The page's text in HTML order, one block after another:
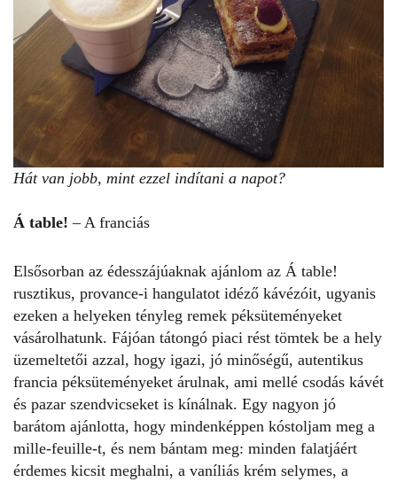
Hát van jobb, mint ezzel indítani a napot?
Á table!– A franciás
Elsősorban az édesszájúaknak ajánlom az Á table!
rusztikus, provance-i hangulatot idéző kávézóit, ugyanis
ezeken a helyeken tényleg remek péksüteményeket
vásárolhatunk. Fájóan tátongó piaci rést tömtek be a hely
üzemeltetői azzal, hogy igazi, jó minőségű, autentikus
francia péksüteményeket árulnak, ami mellé csodás kávét
és pazar szendvicseket is kínálnak. Egy nagyon jó
barátom ajánlotta, hogy mindenképpen kóstoljam meg a
mille-feuille-t, és nem bántam meg: minden falatjáért
érdemes kicsit meghalni, a vaníliás krém selymes, a